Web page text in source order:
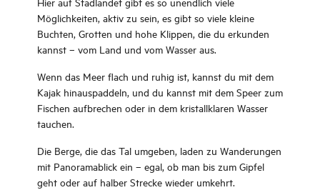
Möglichkeiten, aktiv zu sein, es gibt so viele kleine
Buchten, Grotten und hohe Klippen, die du erkunden
kannst – vom Land und vom Wasser aus.
Wenn das Meer flach und ruhig ist, kannst du mit dem
Kajak hinauspaddeln, und du kannst mit dem Speer zum
Fischen aufbrechen oder in dem kristallklaren Wasser
tauchen.
Die Berge, die das Tal umgeben, laden zu Wanderungen
mit Panoramablick ein – egal, ob man bis zum Gipfel
geht oder auf halber Strecke wieder umkehrt.